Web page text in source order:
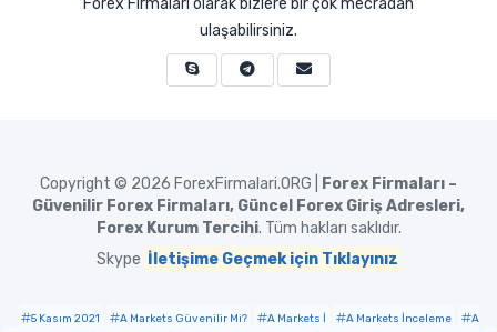
Forex Firmaları olarak bizlere bir çok mecradan
ulaşabilirsiniz.
Copyright © 2026 ForexFirmalari.ORG |
Forex Firmaları –
Güvenilir Forex Firmaları, Güncel Forex Giriş Adresleri,
Forex Kurum Tercihi. Tüm hakları saklıdır.
Skype İletişime Geçmek için Tıklayınız
5 Kasım 2021 A Markets Güvenilir Mi? A Markets İ A Markets İnceleme
A